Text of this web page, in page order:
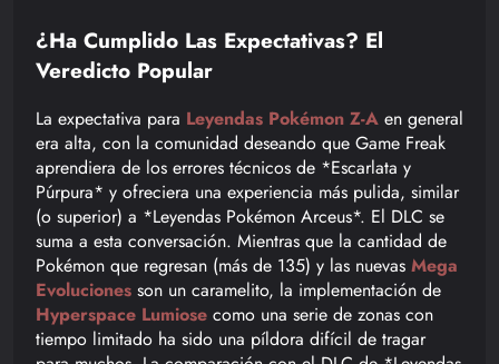
¿Ha Cumplido Las Expectativas? El
Veredicto Popular
La expectativa para Leyendas Pokémon Z-A en general
era alta, con la comunidad deseando que Game Freak
aprendiera de los errores técnicos de *Escarlata y
Púrpura* y ofreciera una experiencia más pulida, similar
(o superior) a *Leyendas Pokémon Arceus*. El DLC se
suma a esta conversación. Mientras que la cantidad de
Pokémon que regresan (más de 135) y las nuevas Mega
Evoluciones son un caramelito, la implementación de
Hyperspace Lumiose como una serie de zonas con
tiempo limitado ha sido una píldora difícil de tragar